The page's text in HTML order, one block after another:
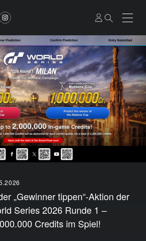
„Gewinner tippen“-Aktion der
Series 2026 Runde 1 –
Credits im Spiel!